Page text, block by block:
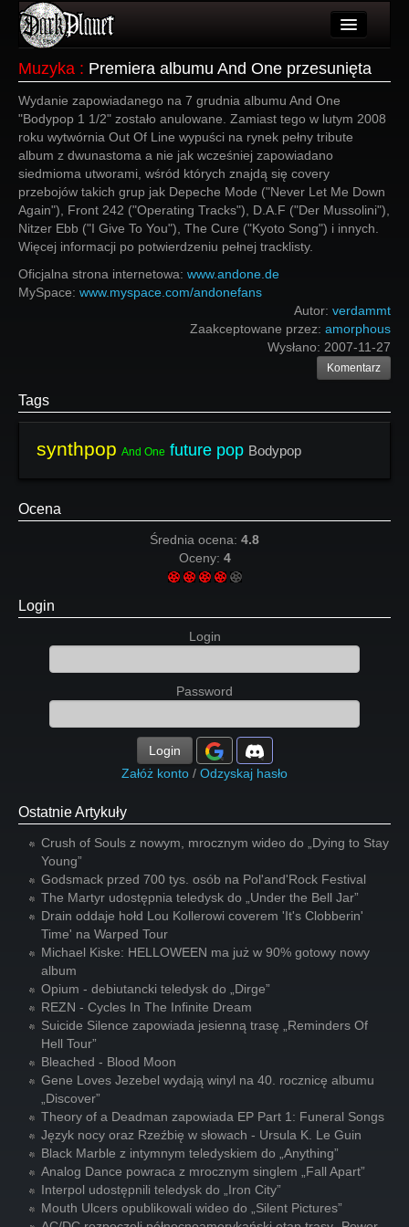
Wydarzenia
Galeria
Forum
Więcej
Login
Muzyka : Premiera albumu And One przesunięta
Wydanie zapowiadanego na 7 grudnia albumu And One
"Bodypop 1 1/2" zostało anulowane. Zamiast tego w lutym 2008
roku wytwórnia Out Of Line wypuści na rynek pełny tribute
album z dwunastoma a nie jak wcześniej zapowiadano
siedmioma utworami, wśród których znajdą się covery
przebojów takich grup jak Depeche Mode ("Never Let Me Down
Again"), Front 242 ("Operating Tracks"), D.A.F ("Der Mussolini"),
Nitzer Ebb ("I Give To You"), The Cure ("Kyoto Song") i innych.
Więcej informacji po potwierdzeniu pełnej tracklisty.
Oficjalna strona internetowa: www.andone.de
MySpace: www.myspace.com/andonefans
Autor: verdammt
Zaakceptowane przez: amorphous
Wysłano: 2007-11-27
Komentarz
Tags
synthpop And One future pop Bodypop
Ocena
Średnia ocena: 4.8
Oceny: 4
Login
Login
Password
Login
Załóż konto / Odzyskaj hasło
Ostatnie Artykuły
Crush of Souls z nowym, mrocznym wideo do „Dying to Stay
Young”
Godsmack przed 700 tys. osób na Pol'and'Rock Festival
The Martyr udostępnia teledysk do „Under the Bell Jar”
Drain oddaje hołd Lou Kollerowi coverem 'It's Clobberin'
Time' na Warped Tour
Michael Kiske: HELLOWEEN ma już w 90% gotowy nowy
album
Opium - debiutancki teledysk do „Dirge”
REZN - Cycles In The Infinite Dream
Suicide Silence zapowiada jesienną trasę „Reminders Of
Hell Tour”
Bleached - Blood Moon
Gene Loves Jezebel wydają winyl na 40. rocznicę albumu
„Discover”
Theory of a Deadman zapowiada EP Part 1: Funeral Songs
Język nocy oraz Rzeźbię w słowach - Ursula K. Le Guin
Black Marble z intymnym teledyskiem do „Anything”
Analog Dance powraca z mrocznym singlem „Fall Apart”
Interpol udostępnili teledysk do „Iron City”
Mouth Ulcers opublikowali wideo do „Silent Pictures”